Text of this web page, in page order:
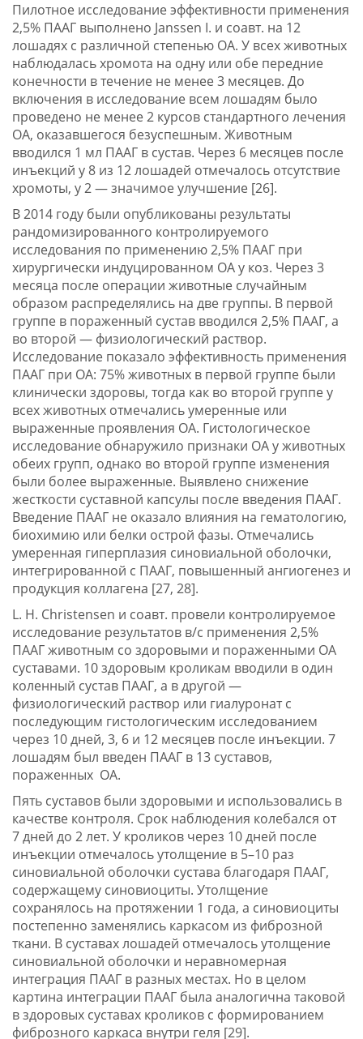
Пилотное исследование эффективности применения
2,5% ПААГ выполнено Janssen I. и соавт. на 12
лошадях с различной степенью ОА. У всех животных
наблюдалась хромота на одну или обе передние
конечности в течение не менее 3 месяцев. До
включения в исследование всем лошадям было
проведено не менее 2 курсов стандартного лечения
ОА, оказавшегося безуспешным. Животным
вводился 1 мл ПААГ в сустав. Через 6 месяцев после
инъекций у 8 из 12 лошадей отмечалось отсутствие
хромоты, у 2 — значимое улучшение [26].
В 2014 году были опубликованы результаты
рандомизированного контролируемого
исследования по применению 2,5% ПААГ при
хирургически индуцированном ОА у коз. Через 3
месяца после операции животные случайным
образом распределялись на две группы. В первой
группе в пораженный сустав вводился 2,5% ПААГ, а
во второй — физиологический раствор.
Исследование показало эффективность применения
ПААГ при ОА: 75% животных в первой группе были
клинически здоровы, тогда как во второй группе у
всех животных отмечались умеренные или
выраженные проявления ОА. Гистологическое
исследование обнаружило признаки ОА у животных
обеих групп, однако во второй группе изменения
были более выраженные. Выявлено снижение
жесткости суставной капсулы после введения ПААГ.
Введение ПААГ не оказало влияния на гематологию,
биохимию или белки острой фазы. Отмечались
умеренная гиперплазия синовиальной оболочки,
интегрированной с ПААГ, повышенный ангиогенез и
продукция коллагена [27, 28].
L. H. Christensen и соавт. провели контролируемое
исследование результатов в/с применения 2,5%
ПААГ животным со здоровыми и пораженными ОА
суставами. 10 здоровым кроликам вводили в один
коленный сустав ПААГ, а в другой —
физиологический раствор или гиалуронат с
последующим гистологическим исследованием
через 10 дней, 3, 6 и 12 месяцев после инъекции. 7
лошадям был введен ПААГ в 13 суставов,
пораженных ОА.
Пять суставов были здоровыми и использовались в
качестве контроля. Срок наблюдения колебался от
7 дней до 2 лет. У кроликов через 10 дней после
инъекции отмечалось утолщение в 5–10 раз
синовиальной оболочки сустава благодаря ПААГ,
содержащему синовиоциты. Утолщение
сохранялось на протяжении 1 года, а синовиоциты
постепенно заменялись каркасом из фиброзной
ткани. В суставах лошадей отмечалось утолщение
синовиальной оболочки и неравномерная
интеграция ПААГ в разных местах. Но в целом
картина интеграции ПААГ была аналогична таковой
в здоровых суставах кроликов с формированием
фиброзного каркаса внутри геля [29].